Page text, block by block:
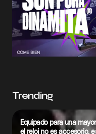
Trending
Equipado para una
el reloj no es accesorio,